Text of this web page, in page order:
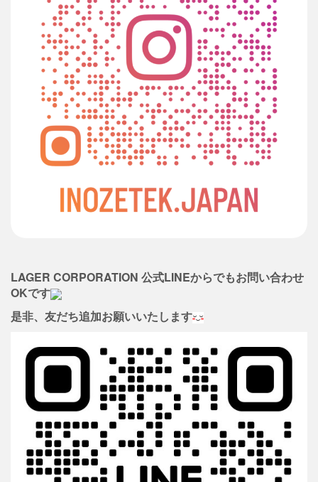
LAGER CORPORATION 公式LINEからでもお問い合わせ
OKです
是非、友だち追加お願いいたします